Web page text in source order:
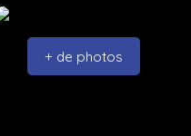
+ de photos